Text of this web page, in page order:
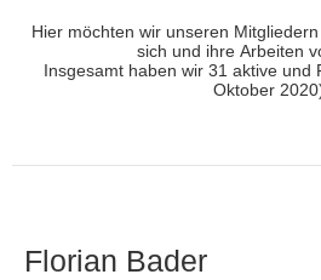
Hier möchten wir unseren
sich und ihre Arbeiten
Insgesamt haben wir 31 aktive und
Oktober
Florian Bader